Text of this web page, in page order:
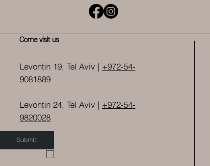
Come visit us
Levontin 19, Tel Aviv | +972-54-
9081889
Levontin 24, Tel Aviv | +972-54-
9820028
Submit